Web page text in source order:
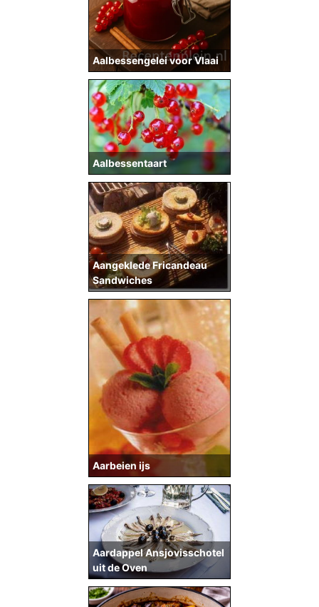
Aalbessengelei voor Vlaai
Aalbessentaart
Aangeklede Fricandeau
Sandwiches
Aarbeien ijs
Aardappel Ansjovisschotel
uit de Oven